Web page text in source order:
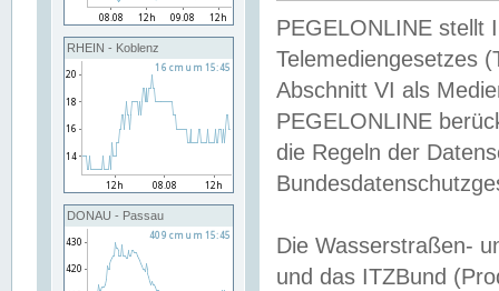
RHEIN - Koblenz
DONAU - Passau
PEGELONLINE stellt
Telemediengesetzes
Abschnitt VI als
PEGELONLINE
die Regeln der
Die Wasserstraßen-
und das ITZBund